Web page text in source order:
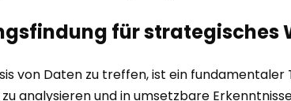
für strategisches
von Daten zu treffen, ist ein
analysieren und in umsetzbare